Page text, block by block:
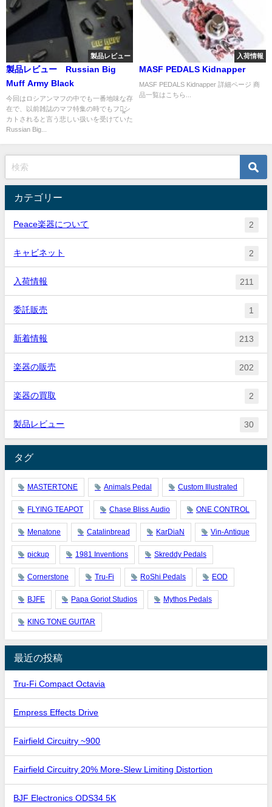
製品レビュー
製品レビュー Russian Big
Muff Army Black
今回はロシアンマフの中でも一番地味な存
在で、以前雑誌のマフ特集の時でもフル̪̪シ
カトされると言う悲しい扱いを受けていた
Russian Big...
入荷情報
MASF PEDALS Kidnapper
MASF PEDALS Kidnapper 詳細ページ 商
品一覧はこちら...
カテゴリー
Peace楽器について 2
キャビネット 2
入荷情報 211
委託販売 1
新着情報 213
楽器の販売 202
楽器の買取 2
製品レビュー 30
タグ
MASTERTONE Animals Pedal Custom Illustrated
FLYING TEAPOT Chase Bliss Audio ONE CONTROL
Menatone Catalinbread KarDiaN Vin-Antique
pickup 1981 Inventions Skreddy Pedals
Cornerstone Tru-Fi RoShi Pedals EOD
BJFE Papa Goriot Studios Mythos Pedals
KING TONE GUITAR
最近の投稿
Tru-Fi Compact Octavia
Empress Effects Drive
Fairfield Circuitry ~900
Fairfield Circuitry 20% More-Slew Limiting Distortion
BJF Electronics ODS34 5K